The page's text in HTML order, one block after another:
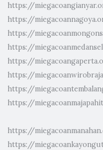
https://
https://
https://
https://
https://
https://
https://
https://
https://
https://